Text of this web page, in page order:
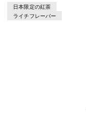
日本限定の紅茶
ライチフレーバー